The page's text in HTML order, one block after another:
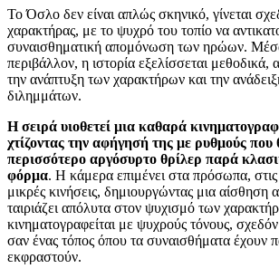
Το Όσλο δεν είναι απλώς σκηνικό, γίνεται
χαρακτήρας, με το ψυχρό του τοπίο να
συναισθηματική απομόνωση των ηρώων.
περιβάλλον, η ιστορία εξελίσσεται μεθοδικά,
την ανάπτυξη των χαρακτήρων και την
διλημμάτων.
Η σειρά υιοθετεί μια καθαρά
χτίζοντας την αφήγησή της με ρυθμούς που
περισσότερο αργόσυρτο θρίλερ παρά
φόρμα. Η κάμερα επιμένει στα πρόσωπα, στις
μικρές κινήσεις, δημιουργώντας μια αίσθηση
ταιριάζει απόλυτα στον ψυχισμό των
κινηματογραφείται με ψυχρούς τόνους,
σαν ένας τόπος όπου τα συναισθήματα έχουν
εκφραστούν.